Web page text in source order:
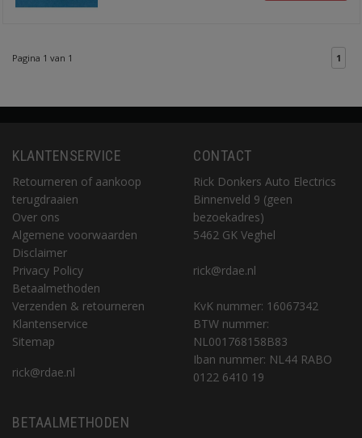
Pagina 1 van 1 1
KLANTENSERVICE
Retourneren of aankoop
terugdraaien
Over ons
Algemene voorwaarden
Disclaimer
Privacy Policy
Betaalmethoden
Verzenden & retourneren
Klantenservice
Sitemap
rick@rdae.nl
CONTACT
Rick Donkers Auto Electrics
Binnenveld 9 (geen
bezoekadres)
5462 GK Veghel
rick@rdae.nl
KvK nummer: 16067342
BTW nummer:
NL001768158B83
Iban nummer: NL44 RABO
0122 6410 19
BETAALMETHODEN